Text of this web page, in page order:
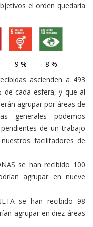
el orden quedaría
9 %
8 %
ascienden a 493
de cada esfera, y que al
agrupar por áreas de
generales podemos
de un trabajo
facilitadores de
se han recibido 100
agrupar en nueve
se han recibido 98
agrupar en diez áreas